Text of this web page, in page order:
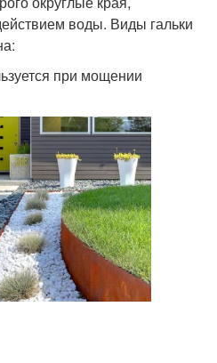
воды. Виды гальки
при мощении